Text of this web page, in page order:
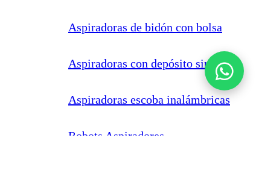
Aspiradoras de bidón con bolsa
Aspiradoras con depósito sin bolsa
Aspiradoras escoba inalámbricas
Robots Aspiradores